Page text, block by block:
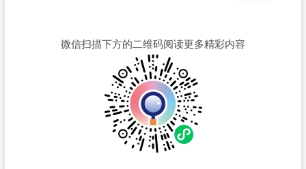
微信扫描下方的二维码阅读更多精彩内容